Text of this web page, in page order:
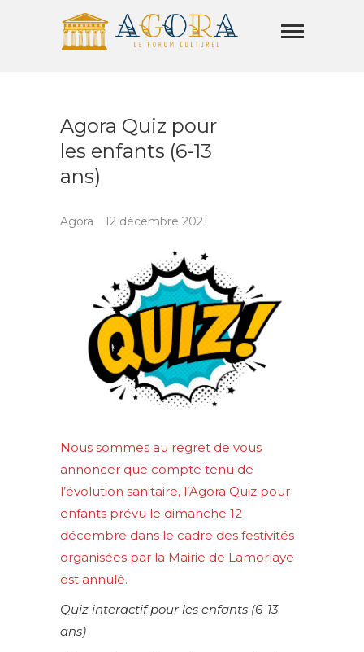
Agora
LE FORUM CULTUREL
Agora Quiz pour
les enfants (6-13
ans)
Agora 12 décembre 2021
Nous sommes au regret de vous
annoncer que compte tenu de
l’évolution sanitaire, l’Agora Quiz pour
enfants prévu le dimanche 12
décembre dans le cadre des festivités
organisées par la Mairie de Lamorlaye
est annulé.
Quiz interactif pour les enfants (6-13
ans)